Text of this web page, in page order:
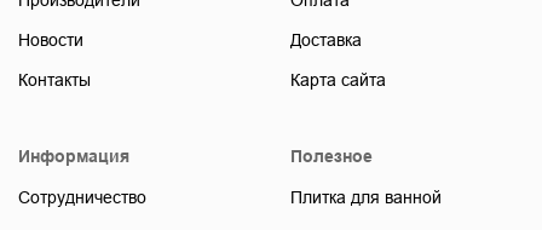
Новости
Контакты
Доставка
Карта сайта
Информация
Сотрудничество
Полезное
Плитка для ванной